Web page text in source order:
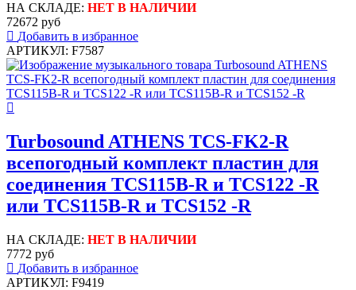
НА СКЛАДЕ: НЕТ В НАЛИЧИИ
72672 руб
Добавить в избранное
АРТИКУЛ: F7587
Turbosound ATHENS TCS-FK2-R
всепогодный комплект пластин для
соединения TCS115B-R и TCS122 -R
или TCS115B-R и TCS152 -R
НА СКЛАДЕ: НЕТ В НАЛИЧИИ
7772 руб
Добавить в избранное
АРТИКУЛ: F9419